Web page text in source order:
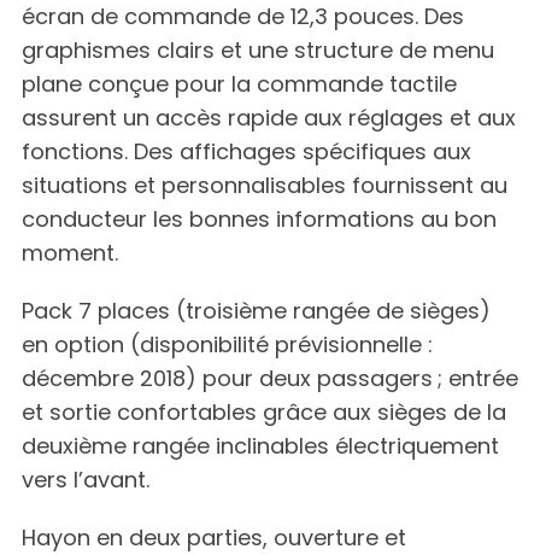
écran de commande de 12,3 pouces. Des
graphismes clairs et une structure de menu
plane conçue pour la commande tactile
assurent un accès rapide aux réglages et aux
fonctions. Des affichages spécifiques aux
situations et personnalisables fournissent au
conducteur les bonnes informations au bon
moment.
Pack 7 places (troisième rangée de sièges)
en option (disponibilité prévisionnelle :
décembre 2018) pour deux passagers ; entrée
et sortie confortables grâce aux sièges de la
deuxième rangée inclinables électriquement
vers l’avant.
Hayon en deux parties, ouverture et